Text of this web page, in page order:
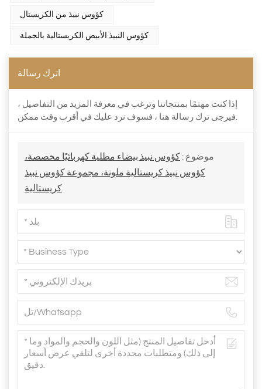
كؤوس نبيذ من الكريستال
كؤوس النبيذ الأبيض الكريستالية بالجملة
اترك رسالة
إذا كنت مهتمًا بمنتجاتنا وترغب في معرفة المزيد من التفاصيل ،
فيرجى ترك رسالة هنا ، فسوف نرد عليك في أقرب وقت ممكن.
موضوع : كؤوس نبيذ بيضاء مطلية كهربائيًا مخصصة،
كؤوس نبيذ كريستالية ملونة، مجموعة كؤوس نبيذ
كريستالية